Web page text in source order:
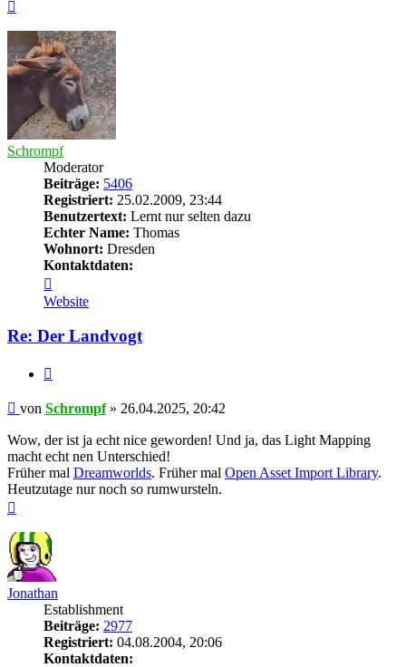
Schrompf
Moderator
Beiträge: 5406
Registriert: 25.02.2009, 23:44
Benutzertext: Lernt nur selten dazu
Echter Name: Thomas
Wohnort: Dresden
Kontaktdaten:
von
Schrompf
Website
Re: Der Landvogt
Beitrag
von Schrompf» 26.04.2025, 20:42
Wow, der ist ja echt nice geworden! Und ja, das Light Mapping
macht echt nen Unterschied!
Früher mal Dreamworlds. Früher mal Open Asset Import Library.
Heutzutage nur noch so rumwursteln.
Jonathan
Establishment
Beiträge: 2977
Registriert: 04.08.2004, 20:06
Kontaktdaten: